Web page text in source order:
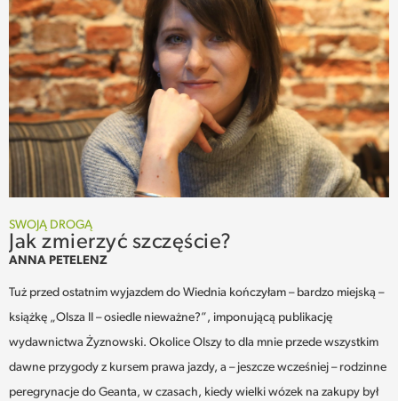
SWOJĄ DROGĄ
Jak zmierzyć szczęście?
ANNA PETELENZ
Tuż przed ostatnim wyjazdem do Wiednia kończyłam – bardzo miejską –
książkę „Olsza II – osiedle nieważne?”, imponującą publikację
wydawnictwa Żyznowski. Okolice Olszy to dla mnie przede wszystkim
dawne przygody z kursem prawa jazdy, a – jeszcze wcześniej – rodzinne
peregrynacje do Geanta, w czasach, kiedy wielki wózek na zakupy był